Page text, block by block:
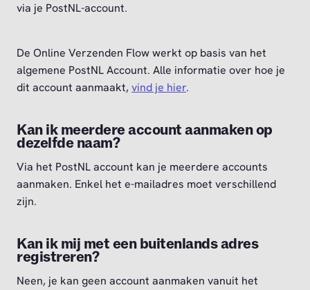
via je PostNL-account.
De Online Verzenden Flow werkt op basis van het
algemene PostNL Account. Alle informatie over hoe je
dit account aanmaakt, vind je hier.
Kan ik meerdere account aanmaken op
dezelfde naam?
Via het PostNL account kan je meerdere accounts
aanmaken. Enkel het e-mailadres moet verschillend
zijn.
Kan ik mij met een buitenlands adres
registreren?
Neen, je kan geen account aanmaken vanuit het